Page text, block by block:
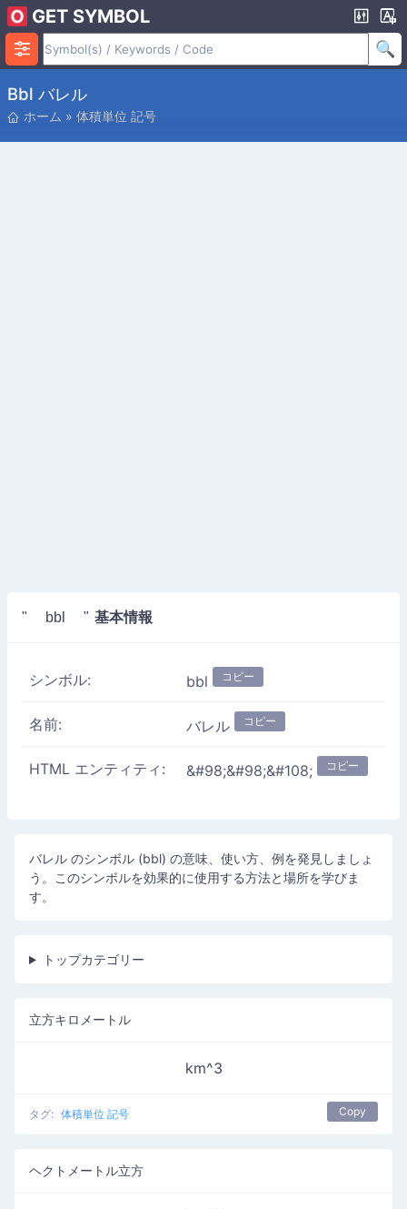
GET SYMBOL
Bbl バレル
ホーム » 体積単位 記号
" bbl " 基本情報
シンボル: bbl コピー
名前: バレル コピー
HTML エンティティ: &#98;&#98;&#108; コピー
バレル のシンボル (bbl) の意味、使い方、例を発見しましょ
う。このシンボルを効果的に使用する方法と場所を学びま
す。
トップカテゴリー
立方キロメートル
km^3
タグ: 体積単位 記号 Copy
ヘクトメートル立方